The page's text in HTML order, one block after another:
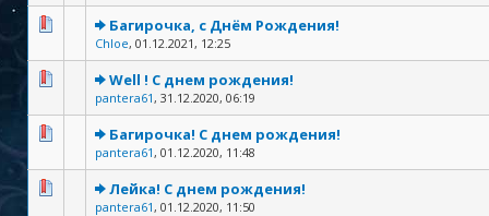
Багирочка, с Днём Рождения!
Chloe, 01.12.2021, 12:25
Well ! С днем рождения!
pantera61, 31.12.2020, 06:19
Багирочка! С днем рождения!
pantera61, 01.12.2020, 11:48
Лейка! С днем рождения!
pantera61, 01.12.2020, 11:50